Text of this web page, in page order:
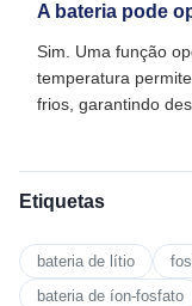
A bateria pode
Sim. Uma função
temperatura
frios, garantindo
Etiquetas
bateria de lítio
bateria de íon-fosfato